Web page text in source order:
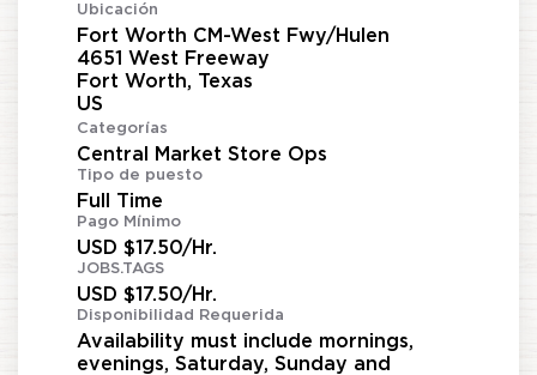
Ubicación
Fort Worth CM-West Fwy/Hulen
4651 West Freeway
Fort Worth, Texas
Categorías
Central Market Store Ops
Tipo de puesto
Full Time
Pago Mínimo
USD $17.50/Hr.
JOBS.TAGS
USD $17.50/Hr.
Disponibilidad Requerida
Availability must include mornings,
evenings, Saturday, Sunday and